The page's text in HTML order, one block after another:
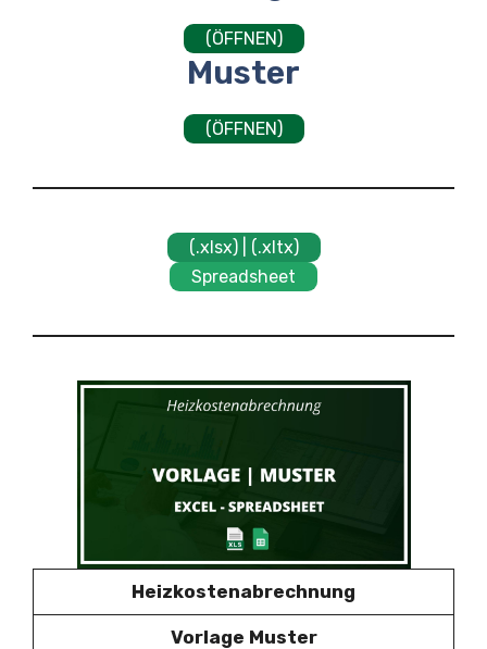
(ÖFFNEN)
Muster
(ÖFFNEN)
(.xlsx) | (.xltx)
Spreadsheet
Heizkostenabrechnung
Vorlage Muster